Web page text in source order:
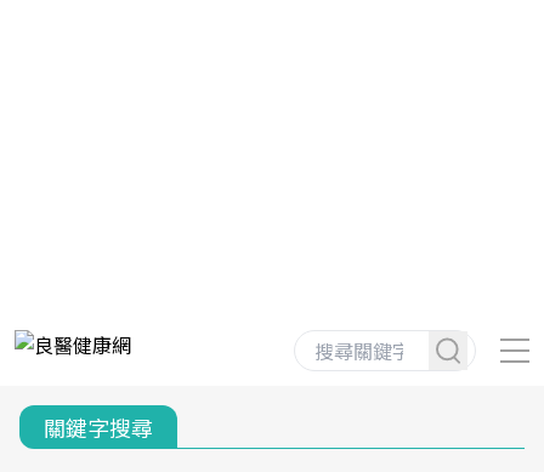
關鍵字搜尋